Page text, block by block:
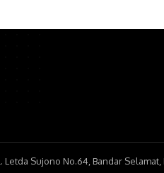
Letda Sujono No.64, Bandar